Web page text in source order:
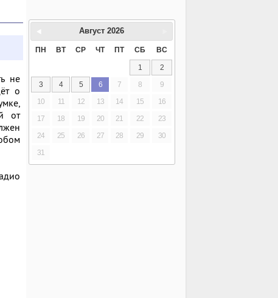
не
о
от
Август 2026
ПН ВТ СР ЧТ ПТ СБ ВС
1
2
3
4 5 6 7 8
9
10
11 12 13 14 15
16
17
18 19 20 21 22
23
24
25 26 27 28 29
30
31